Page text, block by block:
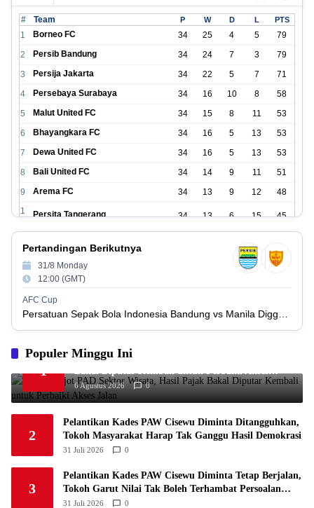
# Team P W D L PTS
1 Borneo FC 34 25 4 5
79
2
Persib Bandung 34 24 7 3
79
3
Persija Jakarta 34 22 5 7
71
4
Persebaya Surabaya 34 16 10 8
58
5
Malut United FC 34 15 8 11
53
6
Bhayangkara FC 34 16 5 13
53
7
Dewa United FC 34 16 5 13
53
8
Bali United FC 34 14 9 11
51
9
Arema FC 34 13 9 12
48
1
0
Persita Tangerang 34 13 6 15 45
1
1
2
Persik Kediri 17 39
3
Persijap Jepara
1
4
PSM Makassar
1
6
Persis Solo 34 8 10 16 34
1
Semen Padang FC
PSBS Biak 34 4 6 24 18
Pertandingan Berikutnya
31/8 Monday
12:00 (GMT)
AFC Cup
Populer Minggu Ini
1
Garut Genjot PAD Sektor Wisata, Hasil Pajak
Jalan
6 Agustus 2026 0
2
Pelantikan Kades PAW Cisewu Diminta Ditangguhkan,
Tokoh Masyarakat Harap Tak Ganggu Hasil Demokrasi
31 Juli 2026 0
3
Pelantikan Kades PAW Cisewu Diminta Tetap Berjalan,
Tokoh Garut Nilai Tak Boleh Terhambat Persoalan
Keuangan Lama
31 Juli 2026 0